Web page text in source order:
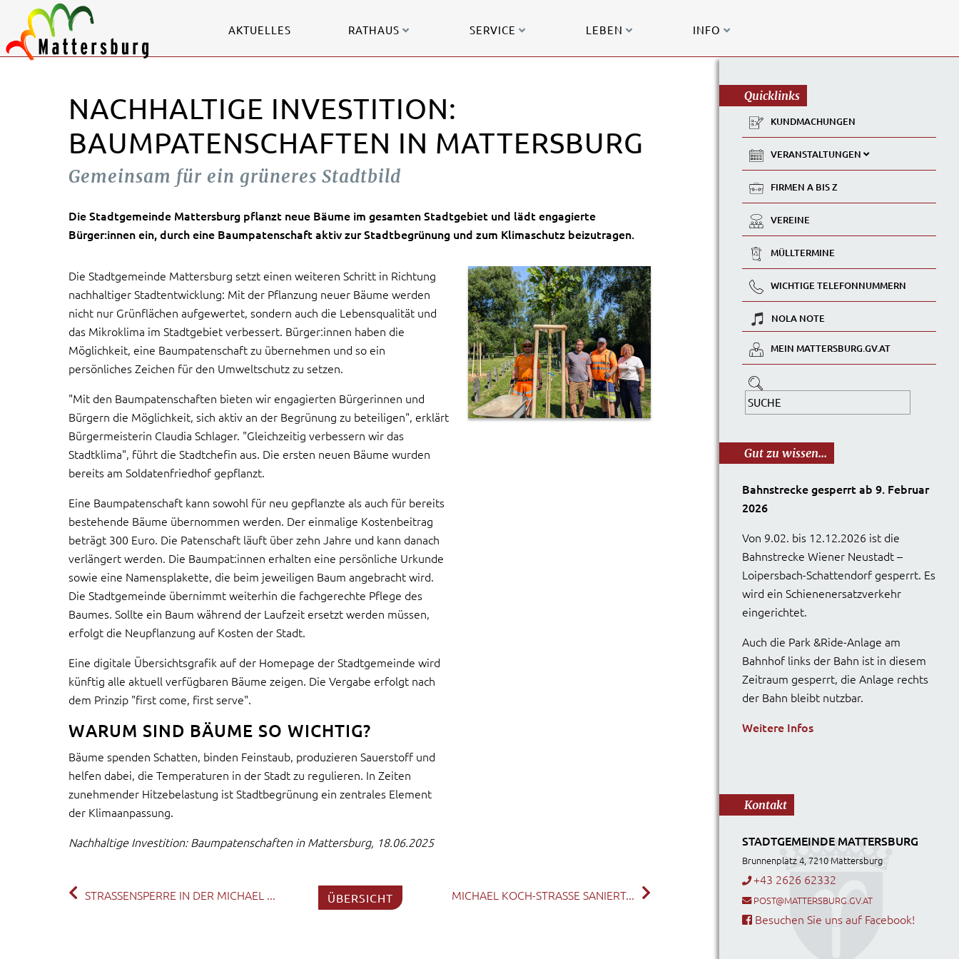
AKTUELLES RATHAUS SERVICE LEBEN INFO
NACHHALTIGE INVESTITION:
BAUMPATENSCHAFTEN IN MATTERSBURG
Gemeinsam für ein grüneres Stadtbild
Die Stadtgemeinde Mattersburg pflanzt neue Bäume im gesamten Stadtgebiet und lädt engagierte
Bürger:innen ein, durch eine Baumpatenschaft aktiv zur Stadtbegrünung und zum Klimaschutz beizutragen.
Die Stadtgemeinde Mattersburg setzt einen weiteren Schritt in Richtung
nachhaltiger Stadtentwicklung: Mit der Pflanzung neuer Bäume werden
nicht nur Grünflächen aufgewertet, sondern auch die Lebensqualität und
das Mikroklima im Stadtgebiet verbessert. Bürger:innen haben die
Möglichkeit, eine Baumpatenschaft zu übernehmen und so ein
persönliches Zeichen für den Umweltschutz zu setzen.
"Mit den Baumpatenschaften bieten wir engagierten Bürgerinnen und
Bürgern die Möglichkeit, sich aktiv an der Begrünung zu beteiligen", erklärt
Bürgermeisterin Claudia Schlager. "Gleichzeitig verbessern wir das
Stadtklima", führt die Stadtchefin aus. Die ersten neuen Bäume wurden
bereits am Soldatenfriedhof gepflanzt.
Eine Baumpatenschaft kann sowohl für neu gepflanzte als auch für bereits
bestehende Bäume übernommen werden. Der einmalige Kostenbeitrag
beträgt 300 Euro. Die Patenschaft läuft über zehn Jahre und kann danach
verlängert werden. Die Baumpat:innen erhalten eine persönliche Urkunde
sowie eine Namensplakette, die beim jeweiligen Baum angebracht wird.
Die Stadtgemeinde übernimmt weiterhin die fachgerechte Pflege des
Baumes. Sollte ein Baum während der Laufzeit ersetzt werden müssen,
erfolgt die Neupflanzung auf Kosten der Stadt.
Eine digitale Übersichtsgrafik auf der Homepage der Stadtgemeinde wird
künftig alle aktuell verfügbaren Bäume zeigen. Die Vergabe erfolgt nach
dem Prinzip "first come, first serve".
WARUM SIND BÄUME SO WICHTIG?
Bäume spenden Schatten, binden Feinstaub, produzieren Sauerstoff und
helfen dabei, die Temperaturen in der Stadt zu regulieren. In Zeiten
zunehmender Hitzebelastung ist Stadtbegrünung ein zentrales Element
der Klimaanpassung.
Nachhaltige Investition: Baumpatenschaften in Mattersburg, 18.06.2025
STRASSENSPERRE IN DER MICHAEL ... ÜBERSICHT MICHAEL KOCH-STRASSE SANIERT...
Quicklinks
KUNDMACHUNGEN
VERANSTALTUNGEN
FIRMEN A BIS Z
VEREINE
MÜLLTERMINE
WICHTIGE TELEFONNUMMERN
NOLA NOTE
MEIN MATTERSBURG.GV.AT
Gut zu wissen...
Bahnstrecke gesperrt ab 9. Februar
2026
Von 9.02. bis 12.12.2026 ist die
Bahnstrecke Wiener Neustadt –
Loipersbach-Schattendorf gesperrt. Es
wird ein Schienenersatzverkehr
eingerichtet.
Auch die Park &Ride-Anlage am
Bahnhof links der Bahn ist in diesem
Zeitraum gesperrt, die Anlage rechts
der Bahn bleibt nutzbar.
Weitere Infos
Kontakt
STADTGEMEINDE MATTERSBURG
Brunnenplatz 4, 7210 Mattersburg
+43 2626 62332
POST@MATTERSBURG.GV.AT
Besuchen Sie uns auf Facebook!